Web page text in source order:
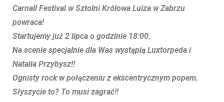
Carnall Festival w Sztolni Królowa Luiza w Zabrzu
powraca!
Startujemy już 2 lipca o godzinie 18:00.
Na scenie specjalnie dla Was wystąpią Luxtorpeda i
Natalia Przybysz!!
Ognisty rock w połączeniu z ekscentrycznym popem.
Słyszycie to? To musi zagrać!!